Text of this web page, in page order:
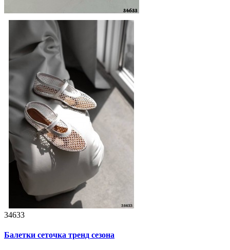
34633
Балетки сеточка тренд сезона